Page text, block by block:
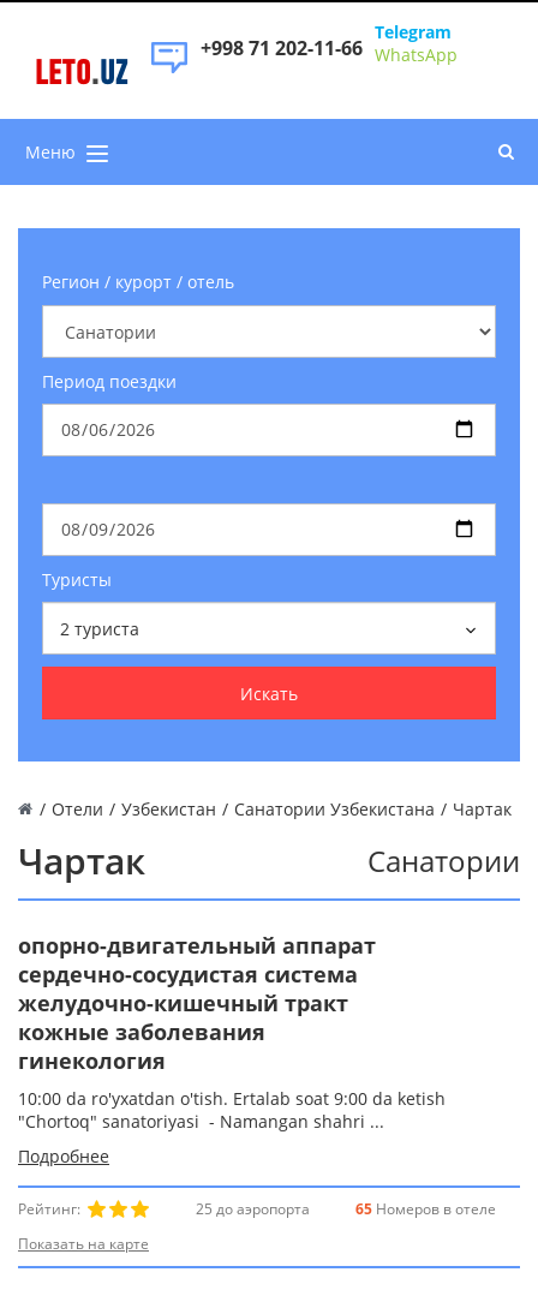
LETO.UZ
+998 71 202-11-66
Telegram
WhatsApp
Меню
Регион / курорт / отель
Период поездки
Туристы
2 туриста
Искать
/ Отели / Узбекистан / Санатории Узбекистана / Чартак
Чартак Санатории
опорно-двигательный аппарат
сердечно-сосудистая система
желудочно-кишечный тракт
кожные заболевания
гинекология
10:00 da ro'yxatdan o'tish. Ertalab soat 9:00 da ketish
"Chortoq" sanatoriyаsi - Namangan shahri ...
Подробнее
Рейтинг: 25 до аэропорта 65 Номеров в отеле
Показать на карте